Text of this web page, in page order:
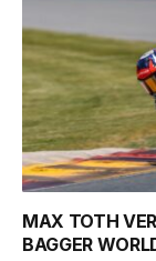
MAX TOTH
BAGGER